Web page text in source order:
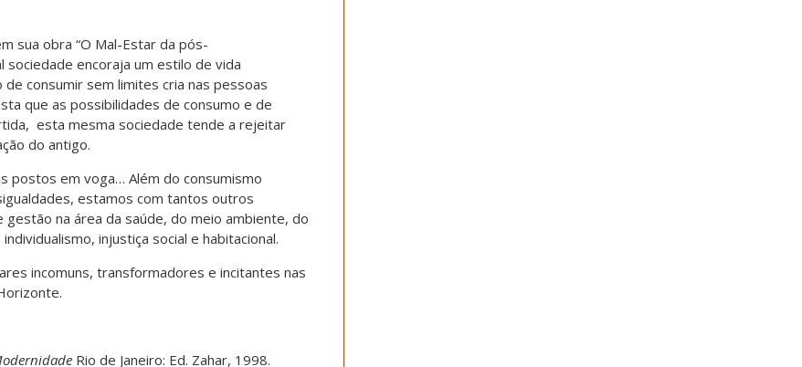
sua obra “O Mal-Estar da pós-
encoraja um estilo de vida
consumir sem limites cria nas pessoas
que as possibilidades de consumo e de
esta mesma sociedade tende a rejeitar
do antigo.
postos em voga… Além do consumismo
estamos com tantos outros
na área da saúde, do meio ambiente, do
injustiça social e habitacional.
incomuns, transformadores e incitantes nas
Rio de Janeiro: Ed. Zahar, 1998.